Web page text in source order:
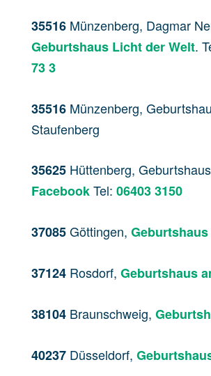
35516 Münzenberg, Dagmar
Geburtshaus Licht der Welt.
73 3
35516 Münzenberg,
Staufenberg
35625 Hüttenberg,
FacebookTel: 06403 3150
37085Göttingen,
37124 Rosdorf, Geburtshaus
38104 Braunschweig,
40237 Düsseldorf,